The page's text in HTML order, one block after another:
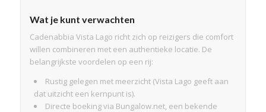
Wat je kunt verwachten
Cadenabbia Vista Lago richt zich op reizigers die comfort
willen combineren met een authentieke locatie. De
belangrijkste voordelen op een rij:
Rustig gelegen met meerzicht (Vista Lago geeft aan
dat uitzicht een kernpunt is).
Directe boeking via Bungalow.net, een bekende